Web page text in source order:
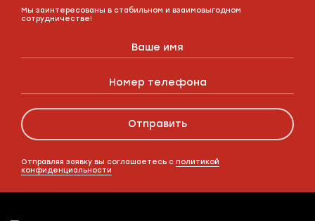
Мы заинтересованы в стабильном и взаимовыгодном
сотрудничестве!
Отправить
Отправляя заявку вы соглашаетесь с политикой
конфиденциальности